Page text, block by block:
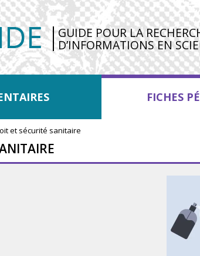
GUIDE POUR LA
D’INFORMATIONS EN
FICHES
et sécurité sanitaire